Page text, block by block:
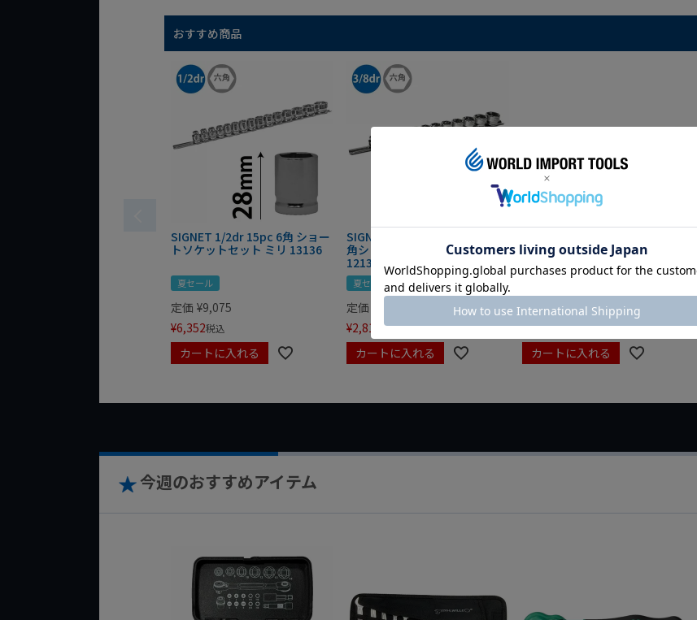
おすすめ商品
SIGNET 1/2dr 15pc 6角 ショー
トソケットセット ミリ 13136
夏セール
定価 ¥9,075
¥6,352税込
カートに入れる
SIGNET 3/8(9.5mm)sq 13pc 6
角ショートソケットセット
12133
夏セール
定価
¥2,810 税込
カートに入れる
ケットセット6角 12135
定価 ¥2,310
¥1,617税込
カートに入れる
今週のおすすめアイテム